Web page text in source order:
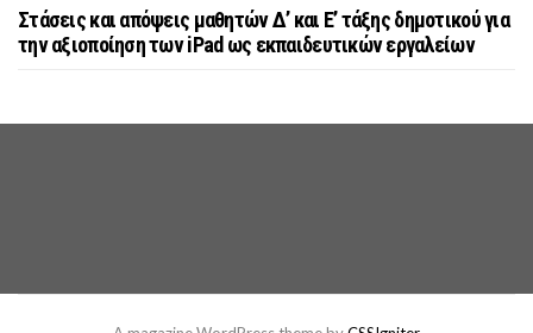
Στάσεις και απόψεις μαθητών Δ’ και Ε’ τάξης δημοτικού για
την αξιοποίηση των iPad ως εκπαιδευτικών εργαλείων